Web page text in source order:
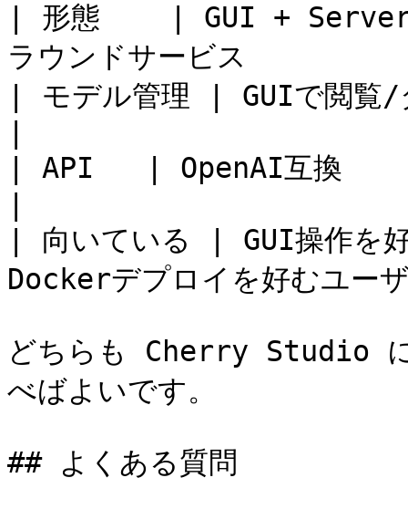
| 形態    | GUI + Server
ラウンドサービス
| モデル管理 | GUIで閲
| API   | OpenAI互換
| 向いている | GUI操作を
Dockerデプロイを好
どちらも Cherry Studio に
べばよいです。
## よくある質問